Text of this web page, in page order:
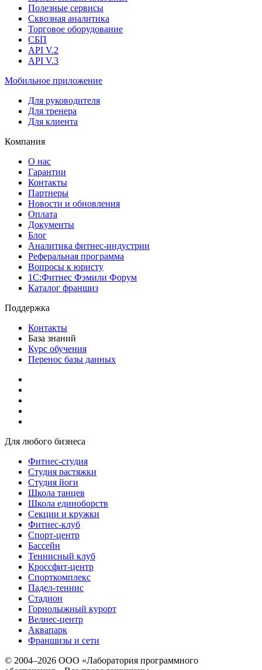
Полезные сервисы
Сквозная аналитика
Торговое оборудование
СБП
API V.2
API V.3
Мобильное приложение
Для руководителя
Для тренера
Для клиента
Компания
О нас
Гарантии
Контакты
Партнеры
Новости и обновления
Оплата
Документы
Блог
Аналитика фитнес-индустрии
Реферальная программа
Вопросы к юристу
1С:Фитнес Фэмили Форум
Каталог франшиз
Поддержка
Контакты
База знаний
Курс обучения
Перенос базы данных
Для любого бизнеса
Фитнес-студия
Студия растяжки
Студия йоги
Школа танцев
Школа единоборств
Секции и кружки
Фитнес-клуб
Спорт-центр
Бассейн
Теннисный клуб
Кроссфит-центр
Спорткомплекс
Падел-теннис
Стадион
Горнолыжный курорт
Велнес-центр
Аквапарк
Франшизы и сети
© 2004–2026 ООО «Лаборатория программного